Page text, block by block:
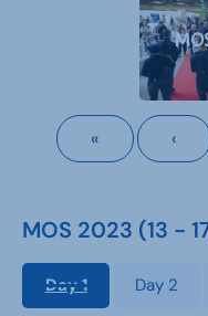
« ‹
MOS 2023 (13 -
Day 1 Day 2